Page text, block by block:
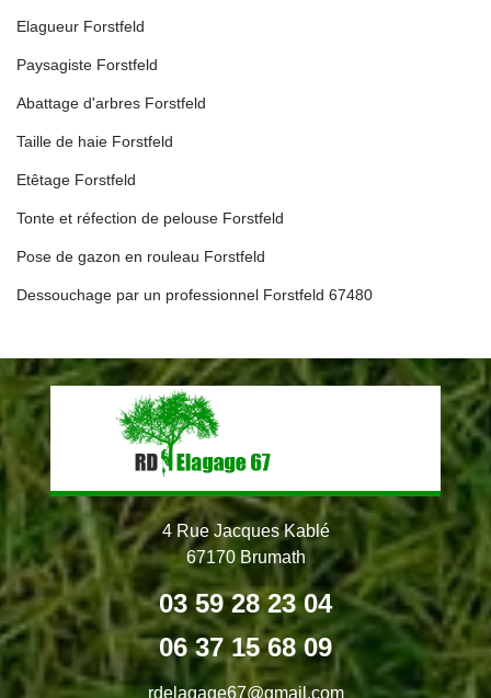
Elagueur Forstfeld
Paysagiste Forstfeld
Abattage d'arbres Forstfeld
Taille de haie Forstfeld
Etêtage Forstfeld
Tonte et réfection de pelouse Forstfeld
Pose de gazon en rouleau Forstfeld
Dessouchage par un professionnel Forstfeld 67480
4 Rue Jacques Kablé
67170 Brumath
03 59 28 23 04
06 37 15 68 09
rdelagage67@gmail.com